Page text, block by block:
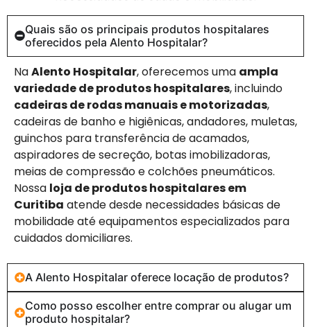
Quais são os principais produtos hospitalares
oferecidos pela Alento Hospitalar?
NaAlento Hospitalar, oferecemos uma ampla
variedade de produtos hospitalares, incluindo
cadeiras de rodas manuais e motorizadas,
cadeiras de banho e higiênicas, andadores, muletas,
guinchos para transferência de acamados,
aspiradores de secreção, botas imobilizadoras,
meias de compressão e colchões pneumáticos.
Nossa loja de produtos hospitalares em
Curitiba atende desde necessidades básicas de
mobilidade até equipamentos especializados para
cuidados domiciliares.
A Alento Hospitalar oferece locação de produtos?
Como posso escolher entre comprar ou alugar um
produto hospitalar?